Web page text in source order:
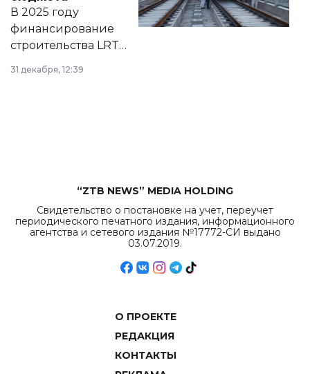
на сайте маслихат
города.
В 2025 году
финансирование
строительства LRT
в Астане из
республиканского
31 декабря, 12:39
“ZTB NEWS” MEDIA HOLDING
Свидетельство о постановке на учет, переучет
периодического печатного издания, информационного
агентства и сетевого издания №17772-СИ выдано
03.07.2019.
О ПРОЕКТЕ
РЕДАКЦИЯ
КОНТАКТЫ